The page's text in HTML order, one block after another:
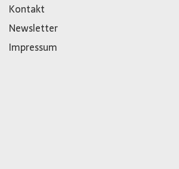
Kontakt
Newsletter
Impressum